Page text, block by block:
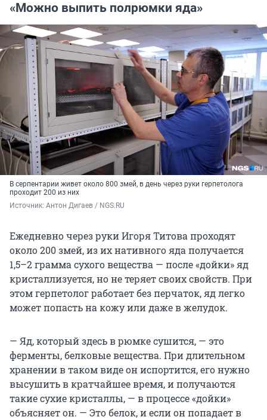
«Можно выпить полрюмки яда»
В серпентарии живет около 800 змей, в день через руки герпетолога
проходит 200 из них
Источник: Антон Дигаев / NGS.RU
Ежедневно через руки Игоря Титова проходят
около 200 змей, из их нативного яда получается
1,5–2 грамма сухого вещества — после «дойки» яд
кристаллизуется, но не теряет своих свойств. При
этом герпетолог работает без перчаток, яд легко
может попасть на кожу или даже в желудок.
— Яд, который здесь в рюмке сушится, — это
ферменты, белковые вещества. При длительном
хранении в таком виде он испортится, его нужно
высушить в кратчайшее время, и получаются
такие сухие кристаллы, — в процессе «дойки»
объясняет он. — Это белок, и если он попадает в